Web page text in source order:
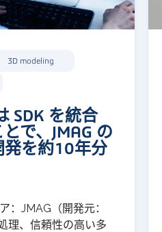
3D modeling
SDK を統合
で、JMAG の
発を約10年分
： JMAG （開発元：
理、信頼性の高い多